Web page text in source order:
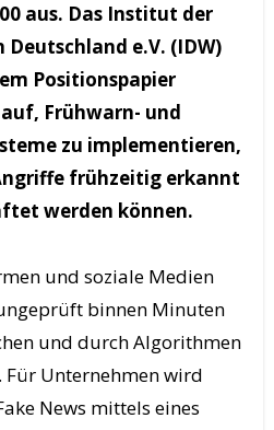
aus. Das Institut der
e.V. (IDW)
Positionspapier
Frühwarn- und
zu implementieren,
frühzeitig erkannt
werden können.
und soziale Medien
binnen Minuten
und durch Algorithmen
Unternehmen wird
News mittels eines